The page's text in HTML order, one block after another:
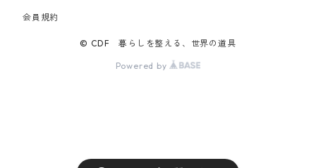
会員規約
© CDF 暮らしを整える、世界の道具
Powered by